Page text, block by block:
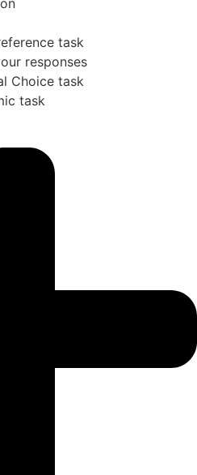
task
responses
Choice task
task